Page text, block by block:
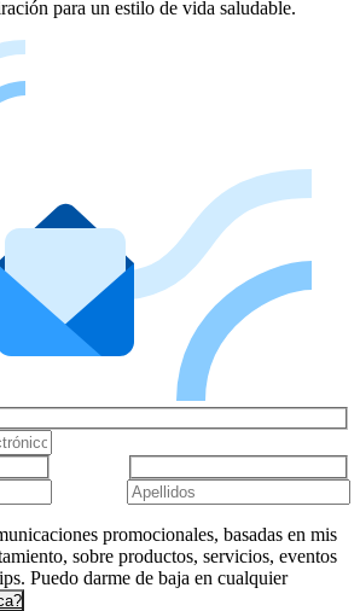
para un estilo de vida saludable.
promocionales, basadas en mis
sobre productos, servicios, eventos
Puedo darme de baja en cualquier